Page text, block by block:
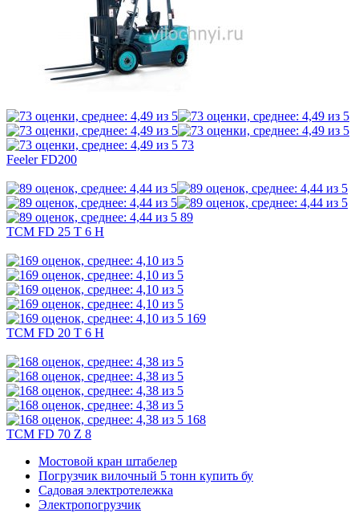
73
Feeler FD200
89
TCM FD 25 T 6 H
169
TCM FD 20 T 6 H
168
TCM FD 70 Z 8
Мостовой кран штабелер
Погрузчик вилочный 5 тонн купить бу
Садовая электротележка
Электропогрузчик